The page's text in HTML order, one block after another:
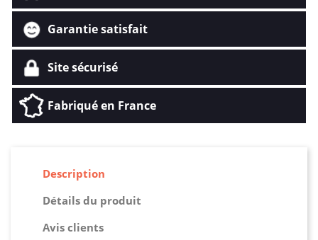
Garantie satisfait
Site sécurisé
Fabriqué en France
Description
Détails du produit
Avis clients